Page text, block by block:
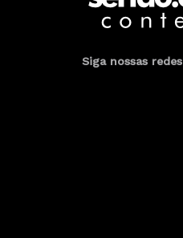
Siga nossas redes